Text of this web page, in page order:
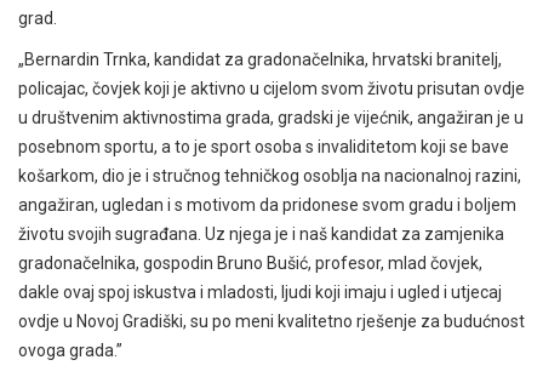
grad.
„Bernardin Trnka, kandidat za gradonačelnika, hrvatski branitelj,
policajac, čovjek koji je aktivno u cijelom svom životu prisutan ovdje
u društvenim aktivnostima grada, gradski je vijećnik, angažiran je u
posebnom sportu, a to je sport osoba s invaliditetom koji se bave
košarkom, dio je i stručnog tehničkog osoblja na nacionalnoj razini,
angažiran, ugledan i s motivom da pridonese svom gradu i boljem
životu svojih sugrađana. Uz njega je i naš kandidat za zamjenika
gradonačelnika, gospodin Bruno Bušić, profesor, mlad čovjek,
dakle ovaj spoj iskustva i mladosti, ljudi koji imaju i ugled i utjecaj
ovdje u Novoj Gradiški, su po meni kvalitetno rješenje za budućnost
ovoga grada.”